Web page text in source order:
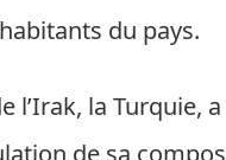
du pays.
l’Irak, la
de sa